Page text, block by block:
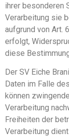
ihrer besonderen
Verarbeitung sie
aufgrund von Art.
erfolgt,
diese
Der SV Eiche
Daten im Falle
können
Verarbeitung
Freiheiten der
Verarbeitung